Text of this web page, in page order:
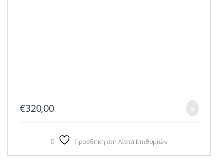
€320,00
Προσθήκη στη Λίστα Επιθυμιών